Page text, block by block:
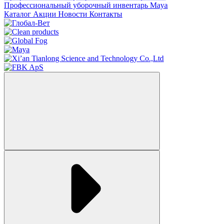
Профессиональный уборочный инвентарь Maya
Каталог Акции Новости Контакты